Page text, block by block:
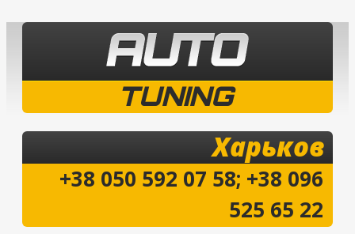
TUNING
Харьков
+38 050 592 07 58; +38 096
525 65 22